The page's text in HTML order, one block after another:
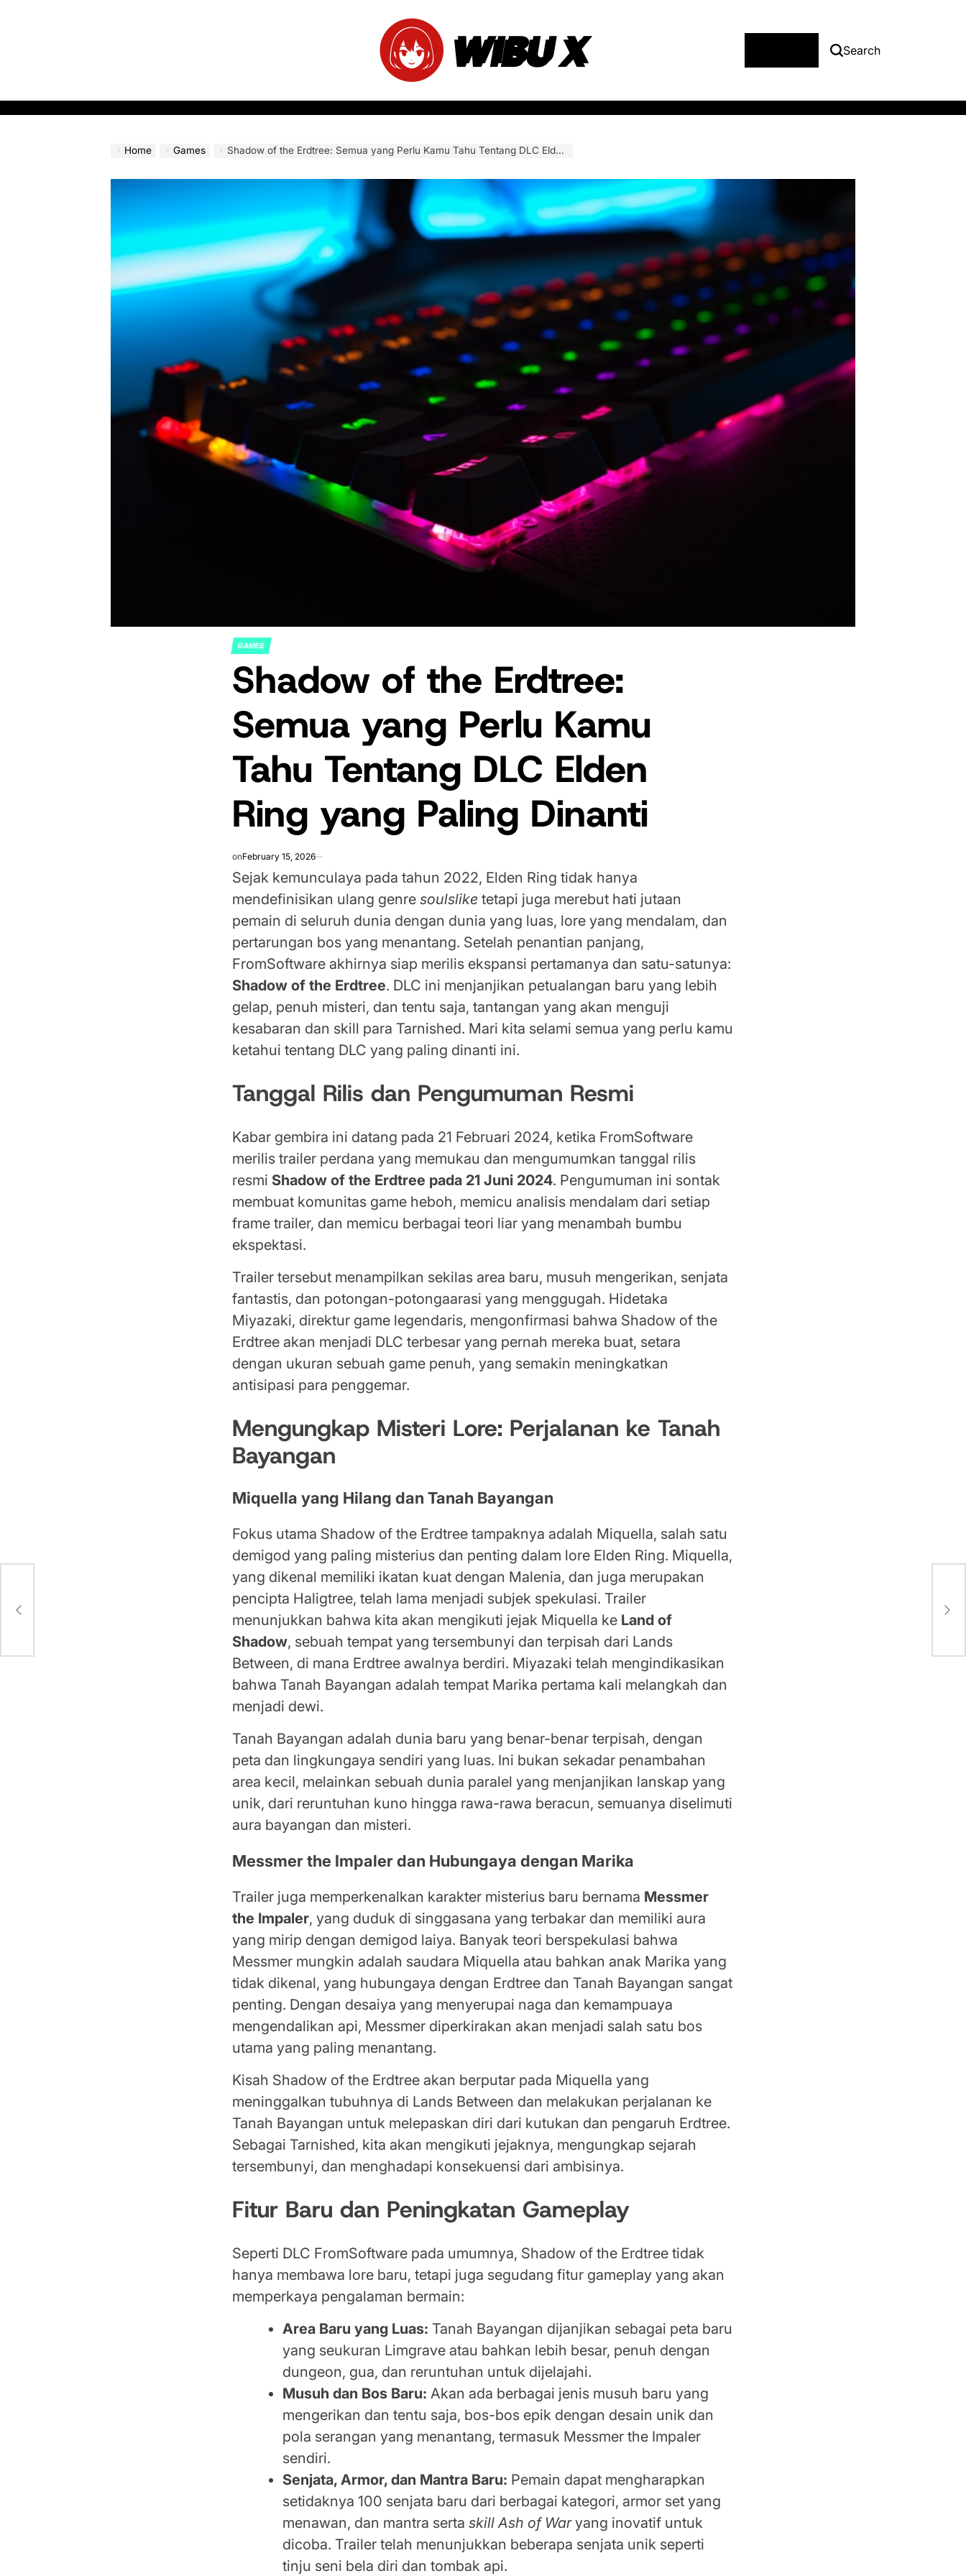
WIBU X Search
Home Games Shadow of the Erdtree: Semua yang Perlu Kamu Tahu Tentang DLC Elden Ring yang Paling Dinanti
POSTED
GAMES
Shadow of the Erdtree:
Semua yang Perlu Kamu
Tahu Tentang DLC Elden
Ring yang Paling Dinanti
onFebruary 15, 2026
Sejak kemunculaya pada tahun 2022, Elden Ring tidak hanya
mendefinisikan ulang genresoulslike tetapi juga merebut hati jutaan
pemain di seluruh dunia dengan dunia yang luas, lore yang mendalam, dan
pertarungan bos yang menantang. Setelah penantian panjang,
FromSoftware akhirnya siap merilis ekspansi pertamanya dan satu-satunya:
Shadow of the Erdtree. DLC ini menjanjikan petualangan baru yang lebih
gelap, penuh misteri, dan tentu saja, tantangan yang akan menguji
kesabaran dan skill para Tarnished. Mari kita selami semua yang perlu kamu
ketahui tentang DLC yang paling dinanti ini.
Tanggal Rilis dan Pengumuman Resmi
Kabar gembira ini datang pada 21 Februari 2024, ketika FromSoftware
merilis trailer perdana yang memukau dan mengumumkan tanggal rilis
resmi Shadow of the Erdtree pada 21 Juni 2024. Pengumuman ini sontak
membuat komunitas game heboh, memicu analisis mendalam dari setiap
frame trailer, dan memicu berbagai teori liar yang menambah bumbu
ekspektasi.
Trailer tersebut menampilkan sekilas area baru, musuh mengerikan, senjata
fantastis, dan potongan-potongaarasi yang menggugah. Hidetaka
Miyazaki, direktur game legendaris, mengonfirmasi bahwa Shadow of the
Erdtree akan menjadi DLC terbesar yang pernah mereka buat, setara
dengan ukuran sebuah game penuh, yang semakin meningkatkan
antisipasi para penggemar.
Mengungkap Misteri Lore: Perjalanan ke Tanah
Bayangan
Miquella yang Hilang dan Tanah Bayangan
Fokus utama Shadow of the Erdtree tampaknya adalah Miquella, salah satu
demigod yang paling misterius dan penting dalam lore Elden Ring. Miquella,
yang dikenal memiliki ikatan kuat dengan Malenia, dan juga merupakan
pencipta Haligtree, telah lama menjadi subjek spekulasi. Trailer
menunjukkan bahwa kita akan mengikuti jejak Miquella ke Land of
Shadow, sebuah tempat yang tersembunyi dan terpisah dari Lands
Between, di mana Erdtree awalnya berdiri. Miyazaki telah mengindikasikan
bahwa Tanah Bayangan adalah tempat Marika pertama kali melangkah dan
menjadi dewi.
Tanah Bayangan adalah dunia baru yang benar-benar terpisah, dengan
peta dan lingkungaya sendiri yang luas. Ini bukan sekadar penambahan
area kecil, melainkan sebuah dunia paralel yang menjanjikan lanskap yang
unik, dari reruntuhan kuno hingga rawa-rawa beracun, semuanya diselimuti
aura bayangan dan misteri.
Messmer the Impaler dan Hubungaya dengan Marika
Trailer juga memperkenalkan karakter misterius baru bernama Messmer
the Impaler, yang duduk di singgasana yang terbakar dan memiliki aura
yang mirip dengan demigod laiya. Banyak teori berspekulasi bahwa
Messmer mungkin adalah saudara Miquella atau bahkan anak Marika yang
tidak dikenal, yang hubungaya dengan Erdtree dan Tanah Bayangan sangat
penting. Dengan desaiya yang menyerupai naga dan kemampuaya
mengendalikan api, Messmer diperkirakan akan menjadi salah satu bos
utama yang paling menantang.
Kisah Shadow of the Erdtree akan berputar pada Miquella yang
meninggalkan tubuhnya di Lands Between dan melakukan perjalanan ke
Tanah Bayangan untuk melepaskan diri dari kutukan dan pengaruh Erdtree.
Sebagai Tarnished, kita akan mengikuti jejaknya, mengungkap sejarah
tersembunyi, dan menghadapi konsekuensi dari ambisinya.
Fitur Baru dan Peningkatan Gameplay
Seperti DLC FromSoftware pada umumnya, Shadow of the Erdtree tidak
hanya membawa lore baru, tetapi juga segudang fitur gameplay yang akan
memperkaya pengalaman bermain:
Area Baru yang Luas: Tanah Bayangan dijanjikan sebagai peta baru
yang seukuran Limgrave atau bahkan lebih besar, penuh dengan
dungeon, gua, dan reruntuhan untuk dijelajahi.
Musuh dan Bos Baru: Akan ada berbagai jenis musuh baru yang
mengerikan dan tentu saja, bos-bos epik dengan desain unik dan
pola serangan yang menantang, termasuk Messmer the Impaler
sendiri.
Senjata, Armor, dan Mantra Baru: Pemain dapat mengharapkan
setidaknya 100 senjata baru dari berbagai kategori, armor set yang
menawan, dan mantra sertaskill Ash of Waryang inovatif untuk
dicoba. Trailer telah menunjukkan beberapa senjata unik seperti
tinju seni bela diri dan tombak api.